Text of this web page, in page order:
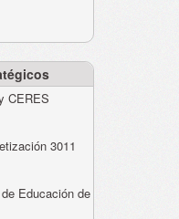
CERES
3011
Educación de